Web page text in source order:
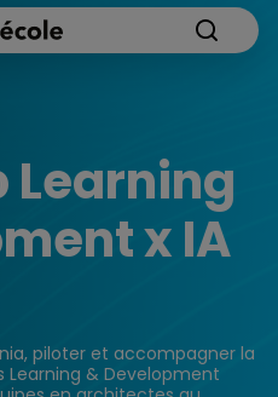
Learning
x IA
piloter et accompagner la
& Development